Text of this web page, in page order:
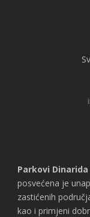
Parkovi
posvećena je
zastićenih
kao i primjeni